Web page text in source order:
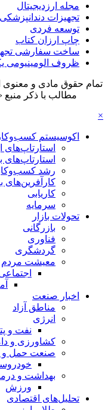
مجله ارزدیجیتال
تجهیزات
توسعه فردی
چاپ ارزان کتاب
ساخت سفارشی
ظروف الومینیومی
تمام حقوق مادی و معنوی
مطالب با ذکر منبع
×
اکوسیستم
استارتاپ‌های
استارتاپ‌های
رشد
کارآفرین‌های
کاریابی
سرمایه
تحولات بازار
بازرگانی
فناوری
گردشگری
معیشت مردم
اخبار صنعت
مناطق آزاد
انرژی
نفت و
کشاورزی و
صنعت حمل و
بهداشت و
ورزش
تحلیل‌های اقتصادی